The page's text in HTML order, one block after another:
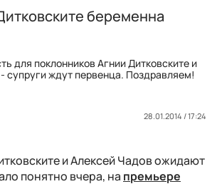
беременна
для поклонников Агнии Дитковските и
супруги ждут первенца. Поздравляем!
28.01.2014 / 17:24
и Алексей Чадов ожидают
понятно вчера, на премьере